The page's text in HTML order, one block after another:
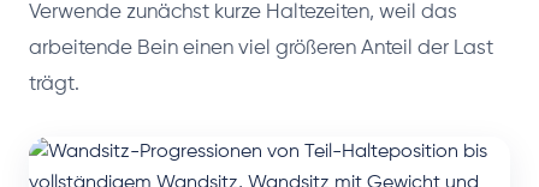
Verwende zunächst kurze Haltezeiten, weil das
arbeitende Bein einen viel größeren Anteil der Last
trägt.